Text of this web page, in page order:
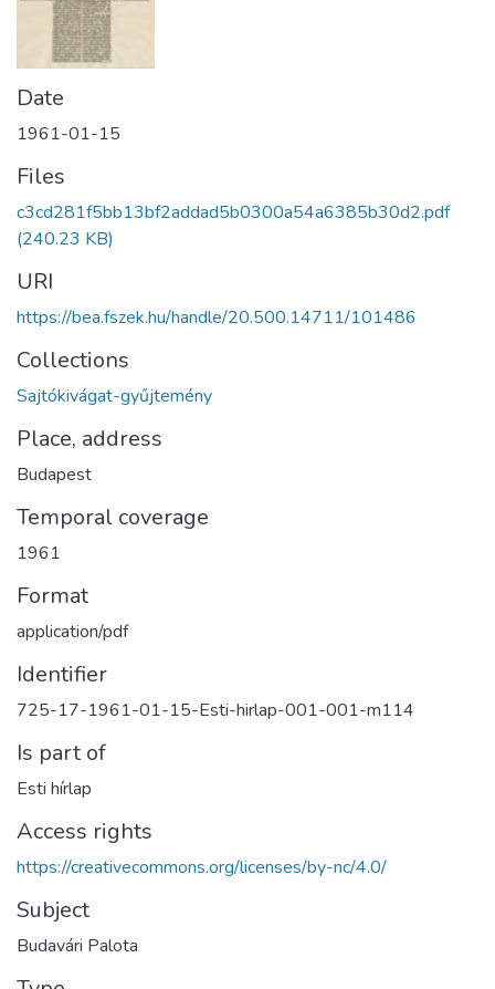
Date
1961-01-15
Files
c3cd281f5bb13bf2addad5b0300a54a6385b30d2.pdf
(240.23 KB)
URI
https://bea.fszek.hu/handle/20.500.14711/101486
Collections
Sajtókivágat-gyűjtemény
Place, address
Budapest
Temporal coverage
1961
Format
application/pdf
Identifier
725-17-1961-01-15-Esti-hirlap-001-001-m114
Is part of
Esti hírlap
Access rights
https://creativecommons.org/licenses/by-nc/4.0/
Subject
Budavári Palota